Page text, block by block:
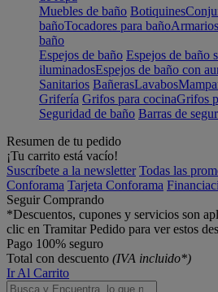
Muebles de baño Botiquines
bañoTocadores para baño
baño
Espejos de baño Espejos de baño
iluminadosEspejos de baño con
Sanitarios BañerasLavabos
Grifería Grifos para cocinaGrifos
Seguridad de baño Barras de
Resumen de tu pedido
¡Tu carrito está vacío!
Suscríbete a la newsletter Todas las
Conforama Tarjeta Conforama
Seguir Comprando
*Descuentos, cupones y servicios son
clic en Tramitar Pedido para ver estos
Pago 100% seguro
Total con descuento (IVA incluido*)
Ir Al Carrito